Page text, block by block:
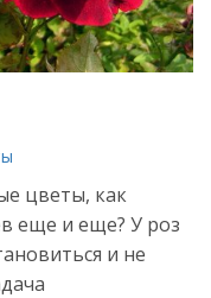
цветы, как
еще и еще? У роз
и не